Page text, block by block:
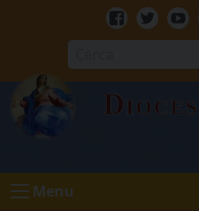
Facebook
Twitter
Menu